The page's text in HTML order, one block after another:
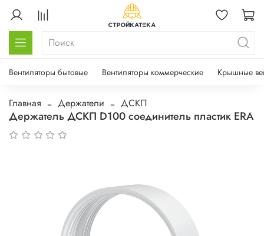
Вентиляторы бытовые Вентиляторы коммерческие Крышные
Главная Держатели ДСКП
Держатель ДСКП D100 соединитель пластик ERA